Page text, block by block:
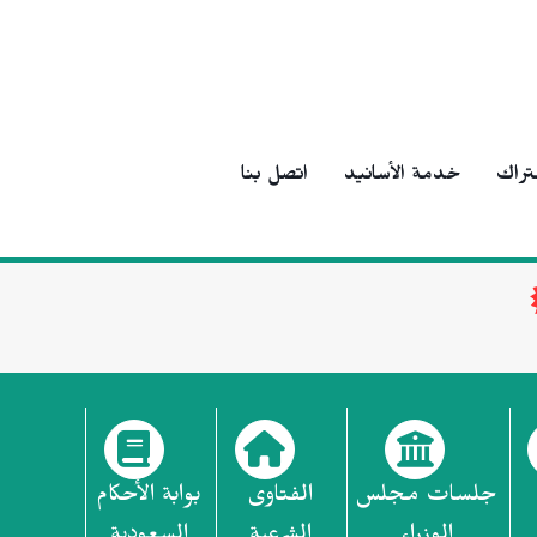
خدمة الأسانيد اتصل بنا
جلسات مجلس
الفتاوى
بوابة الأحكام